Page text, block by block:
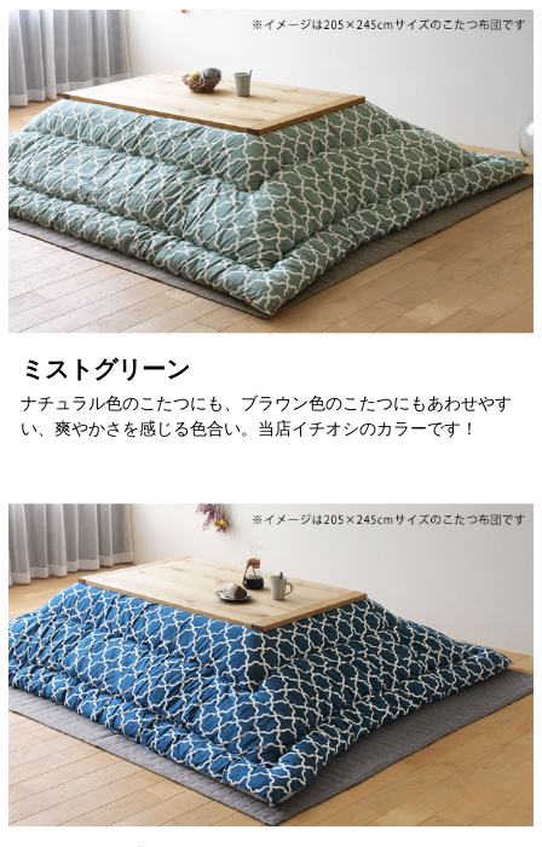
ミストグリーン
ナチュラル色のこたつにも、ブラウン色のこたつにもあわせやす
い、爽やかさを感じる色合い。当店イチオシのカラーです！